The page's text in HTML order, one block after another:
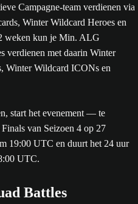
Campagne-team verdienen via
Winter Wildcard Heroes en
weken kun je Min. ALG
verdienen met daarin Winter
Winter Wildcard ICONs en
start het evenement — te
van Seizoen 4 op 27
19:00 UTC en duurt het 24 uur
UTC.
Battles